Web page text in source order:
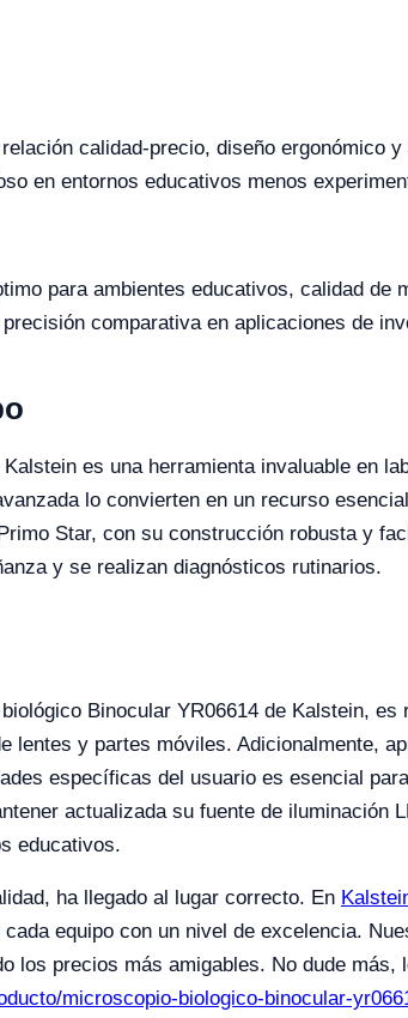
calidad-precio, diseño ergonómico
en entornos educativos menos
para ambientes educativos, calidad de
comparativa en aplicaciones de
es una herramienta invaluable en
lo convierten en un recurso
Star, con su construcción robusta y
y se realizan diagnósticos rutinarios.
Binocular YR06614 de Kalstein, es
lentes y partes móviles. Adicionalmente,
específicas del usuario es esencial
actualizada su fuente de iluminación
educativos.
ha llegado al lugar correcto. En
equipo con un nivel de excelencia.
los precios más amigables. No dude
microscopio-biologico-binocular-